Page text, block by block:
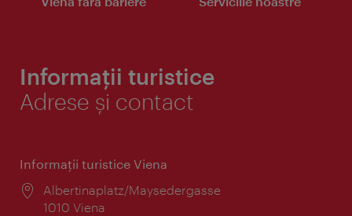
Informații turistice
Adrese și contact
Informaţii turistice Viena
Locul:
Albertinaplatz/Maysedergasse
1010 Viena